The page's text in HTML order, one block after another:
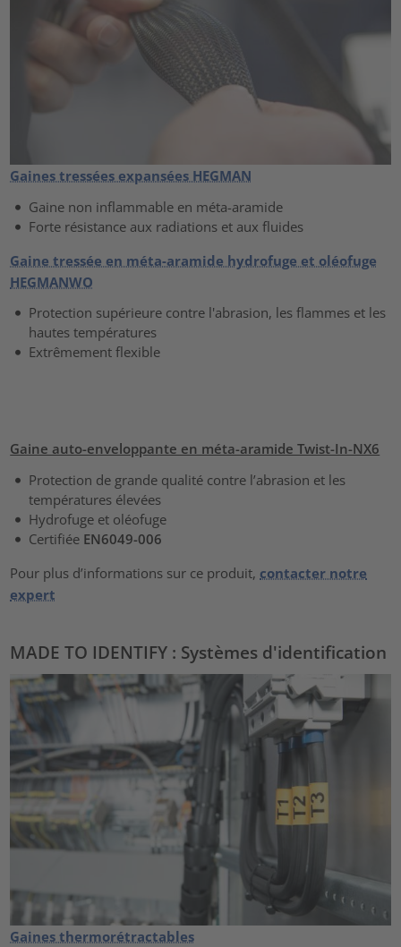
Gaines tressées expansées HEGMAN
Gaine non inflammable en méta-aramide
Forte résistance aux radiations et aux fluides
Gaine tressée en méta-aramide hydrofuge et oléofuge
HEGMANWO
Protection supérieure contre l'abrasion, les flammes et les
hautes températures
Extrêmement flexible
Gaine auto-enveloppante en méta-aramide Twist-In-NX6
Protection de grande qualité contre l’abrasion et les
températures élevées
Hydrofuge et oléofuge
Certifiée EN6049-006
Pour plus d’informations sur ce produit, contacter notre
expert
MADE TO IDENTIFY : Systèmes d'identification
Gaines thermorétractables